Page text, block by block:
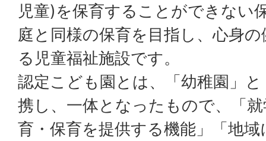
児童)を保育することができない
庭と同様の保育を目指し、心身
る児童福祉施設です。
認定こども園とは、「幼稚園」
携し、一体となったもので、「
育・保育を提供する機能」「地